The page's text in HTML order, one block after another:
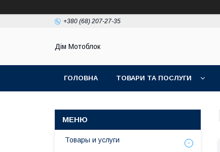
+380 (68) 207-27-35
Дім Мотоблок
ГОЛОВНА ТОВАРИ ТА ПОСЛУГИ
Товары и услуги